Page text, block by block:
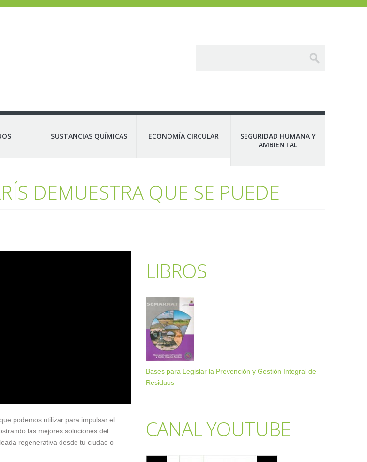
SUSTANCIAS QUÍMICAS ECONOMÍA CIRCULAR
SEGURIDAD HUMANA Y
AMBIENTAL
DEMUESTRA QUE SE PUEDE
podemos utilizar para impulsar el
las mejores soluciones del
regenerativa desde tu ciudad o
LIBROS
Bases para Legislar la Prevención y Gestión Integral de
Residuos
CANAL YOUTUBE